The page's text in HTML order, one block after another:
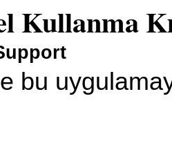
Kullanma
bu